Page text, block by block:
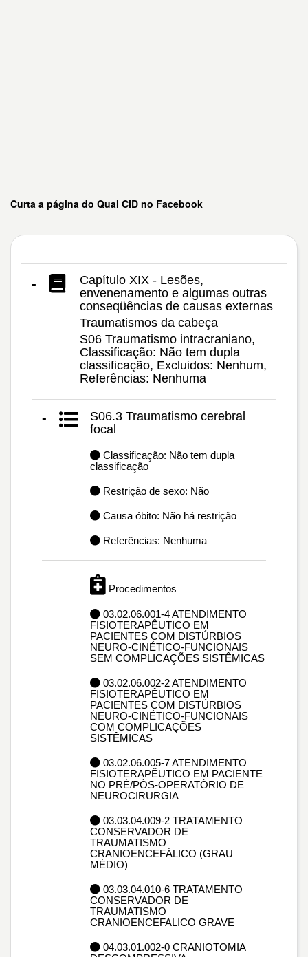
Curta a página do Qual CID no Facebook
-
Capítulo XIX - Lesões,
envenenamento e algumas outras
conseqüências de causas externas
Traumatismos da cabeça
S06 Traumatismo intracraniano,
Classificação: Não tem dupla
classificação, Excluidos: Nenhum,
Referências: Nenhuma
-
S06.3 Traumatismo cerebral
focal
Classificação: Não tem dupla
classificação
Restrição de sexo: Não
Causa óbito: Não há restrição
Referências: Nenhuma
Procedimentos
03.02.06.001-4 ATENDIMENTO
FISIOTERAPÊUTICO EM
PACIENTES COM DISTÚRBIOS
NEURO-CINÉTICO-FUNCIONAIS
SEM COMPLICAÇÕES SISTÊMICAS
03.02.06.002-2 ATENDIMENTO
FISIOTERAPÊUTICO EM
PACIENTES COM DISTÚRBIOS
NEURO-CINÉTICO-FUNCIONAIS
COM COMPLICAÇÕES
SISTÊMICAS
03.02.06.005-7 ATENDIMENTO
FISIOTERAPÊUTICO EM PACIENTE
NO PRÉ/PÓS-OPERATÓRIO DE
NEUROCIRURGIA
03.03.04.009-2 TRATAMENTO
CONSERVADOR DE
TRAUMATISMO
CRANIOENCEFÁLICO (GRAU
MÉDIO)
03.03.04.010-6 TRATAMENTO
CONSERVADOR DE
TRAUMATISMO
CRANIOENCEFALICO GRAVE
04.03.01.002-0 CRANIOTOMIA